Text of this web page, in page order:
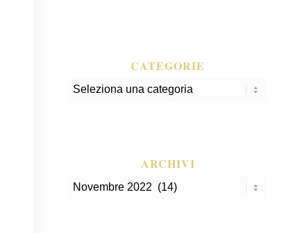
CATEGORIE
Categorie
ARCHIVI